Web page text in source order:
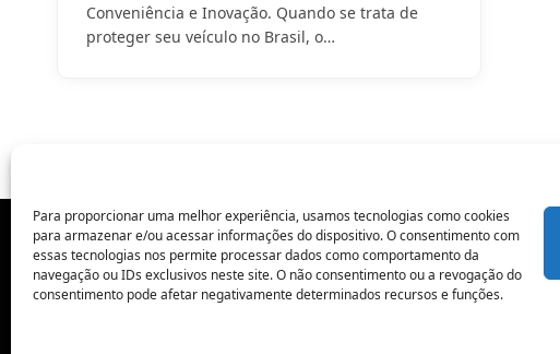
Para proporcionar uma melhor experiência, usamos tecnologias como cookies
para armazenar e/ou acessar informações do dispositivo. O consentimento com
essas tecnologias nos permite processar dados como comportamento da
navegação ou IDs exclusivos neste site. O não consentimento ou a revogação do
consentimento pode afetar negativamente determinados recursos e funções.
Conveniência e Inovação. Quando se trata de
proteger seu veículo no Brasil, o…
POLÍTICA DE PRIVACIDADE CONTATO